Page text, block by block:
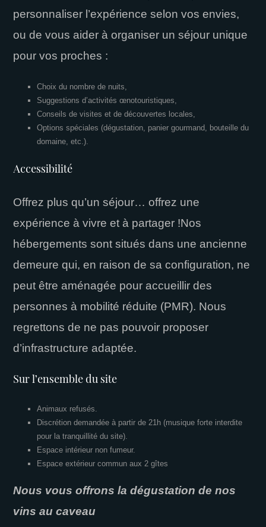
personnaliser l’expérience selon vos envies,
ou de vous aider à organiser un séjour unique
pour vos proches :
Choix du nombre de nuits,
Suggestions d’activités œnotouristiques,
Conseils de visites et de découvertes locales,
Options spéciales (dégustation, panier gourmand, bouteille du
domaine, etc.).
Accessibilité
Offrez plus qu’un séjour… offrez une
expérience à vivre et à partager !Nos
hébergements sont situés dans une ancienne
demeure qui, en raison de sa configuration, ne
peut être aménagée pour accueillir des
personnes à mobilité réduite (PMR). Nous
regrettons de ne pas pouvoir proposer
d’infrastructure adaptée.
Sur l’ensemble du site
Animaux refusés.
Discrétion demandée à partir de 21h (musique forte interdite
pour la tranquillité du site).
Espace intérieur non fumeur.
Espace extérieur commun aux 2 gîtes
Nous vous offrons la dégustation de nos
vins au caveau